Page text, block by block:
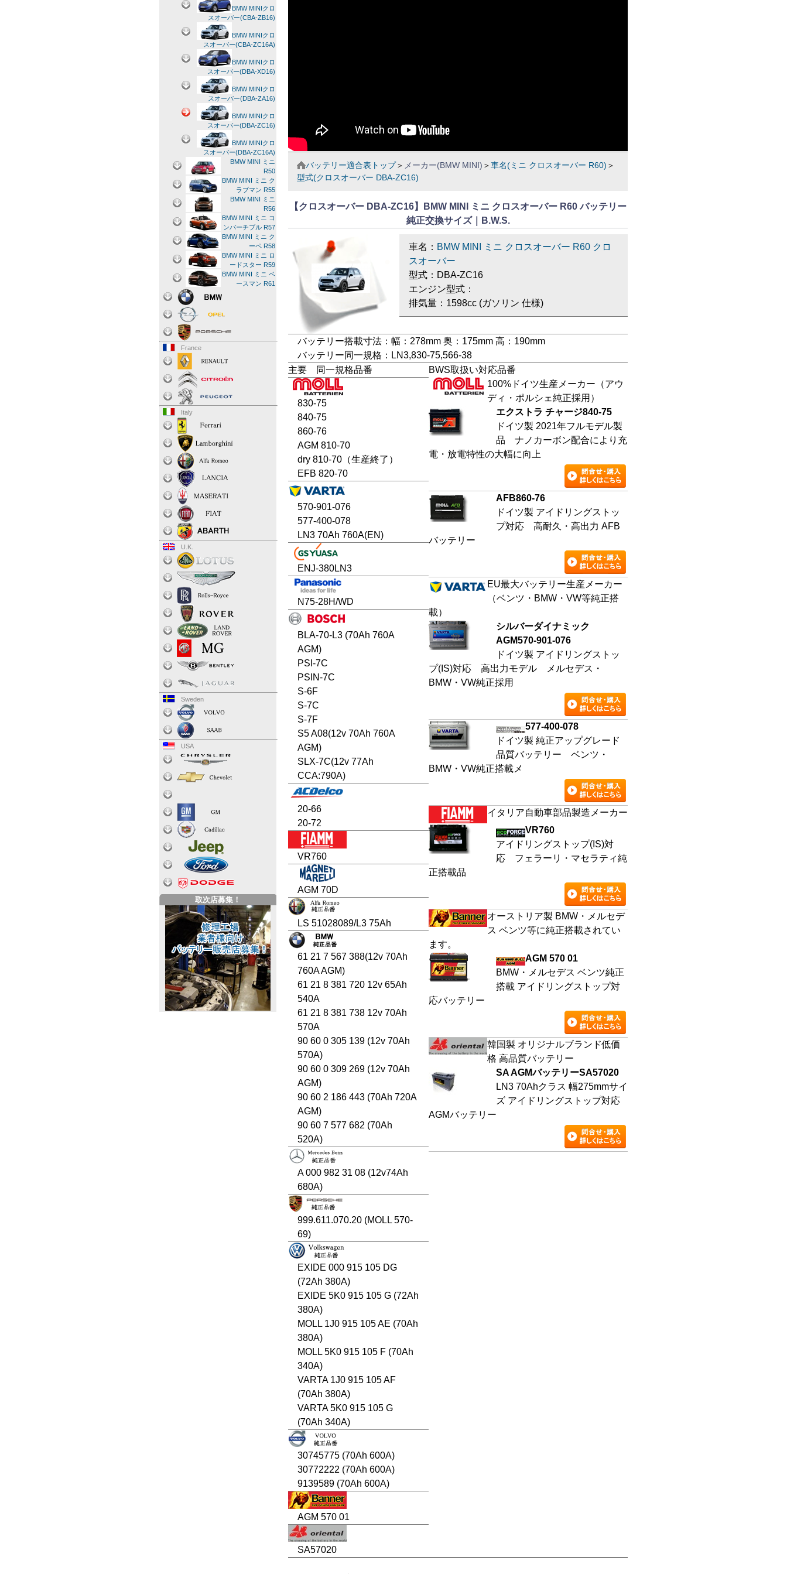
バッテリー適合表トップ＞ メーカー(BMW MINI) ＞車名(ミニ クロスオーバー R60) ＞
型式(クロスオーバー DBA-ZC16)
【クロスオーバー DBA-ZC16】BMW MINI ミニ クロスオーバー R60 バッテリー
純正交換サイズ｜B.W.S.
車名： BMW MINI ミニ クロスオーバー R60 クロ
スオーバー
型式：DBA-ZC16
エンジン型式：
排気量：1598cc (ガソリン 仕様)
バッテリー搭載寸法：幅：278mm 奥：175mm 高：190mm
バッテリー同一規格：LN3,830-75,566-38
BWS取扱い対応品番
100%ドイツ生産メーカー（アウ
ディ・ポルシェ純正採用）
エクストラ チャージ840-75
ドイツ製 2021年フルモデル製
品 ナノカーボン配合により充
電・放電特性の大幅に向上
AFB860-76
ドイツ製 アイドリングストッ
プ対応 高耐久・高出力 AFB
バッテリー
EU最大バッテリー生産メーカー
（ベンツ・BMW・VW等純正搭
載）
シルバーダイナミック
AGM570-901-076
ドイツ製 アイドリングストッ
プ(IS)対応 高出力モデル メルセデス・
BMW・VW純正採用
577-400-078
ドイツ製 純正アップグレード
品質バッテリー ベンツ・
BMW・VW純正搭載メ
イタリア自動車部品製造メーカー
VR760
アイドリングストップ(IS)対
応 フェラーリ・マセラティ純
正搭載品
オーストリア製 BMW・メルセデ
ス ベンツ等に純正搭載されてい
ます。
AGM 570 01
BMW・メルセデス ベンツ純正
搭載 アイドリングストップ対
応バッテリー
韓国製 オリジナルブランド低価
格 高品質バッテリー
SA AGMバッテリーSA57020
LN3 70Ahクラス 幅275mmサイ
ズ アイドリングストップ対応
AGMバッテリー
主要 同一規格品番
830-75
840-75
860-76
AGM 810-70
dry 810-70（生産終了）
EFB 820-70
570-901-076
577-400-078
LN3 70Ah 760A(EN)
ENJ-380LN3
N75-28H/WD
BLA-70-L3 (70Ah 760A
AGM)
PSI-7C
PSIN-7C
S-6F
S-7C
S-7F
S5 A08(12v 70Ah 760A
AGM)
SLX-7C(12v 77Ah
CCA:790A)
20-66
20-72
VR760
AGM 70D
LS 51028089/L3 75Ah
61 21 7 567 388(12v 70Ah
760A AGM)
61 21 8 381 720 12v 65Ah
540A
61 21 8 381 738 12v 70Ah
570A
90 60 0 305 139 (12v 70Ah
570A)
90 60 0 309 269 (12v 70Ah
AGM)
90 60 2 186 443 (70Ah 720A
AGM)
90 60 7 577 682 (70Ah
520A)
A 000 982 31 08 (12v74Ah
680A)
999.611.070.20 (MOLL 570-
69)
EXIDE 000 915 105 DG
(72Ah 380A)
EXIDE 5K0 915 105 G (72Ah
380A)
MOLL 1J0 915 105 AE (70Ah
380A)
MOLL 5K0 915 105 F (70Ah
340A)
VARTA 1J0 915 105 AF
(70Ah 380A)
VARTA 5K0 915 105 G
(70Ah 340A)
30745775 (70Ah 600A)
30772222 (70Ah 600A)
9139589 (70Ah 600A)
AGM 570 01
SA57020
BMW MINIクロ
スオーバー(CBA-ZB16)
BMW MINIクロ
スオーバー(CBA-ZC16A)
BMW MINIクロ
スオーバー(DBA-XD16)
BMW MINIクロ
スオーバー(DBA-ZA16)
BMW MINIクロ
スオーバー(DBA-ZC16)
BMW MINIクロ
スオーバー(DBA-ZC16A)
BMW MINI ミニ
R50
BMW MINI ミニ ク
ラブマン R55
BMW MINI ミニ
R56
BMW MINI ミニ コ
ンバーチブル R57
BMW MINI ミニ ク
ーペ R58
BMW MINI ミニ ロ
ードスター R59
BMW MINI ミニ ベ
ースマン R61
France
Italy
U.K.
Sweden
USA
取次店募集！